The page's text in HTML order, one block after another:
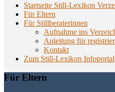
Startseite Still-Lexikon
Für Eltern
Für Stillberaterinnen
Aufnahme ins
Anlei­tung für
Kon­takt
Zum Still-Lexikon Infoportal
Für Eltern